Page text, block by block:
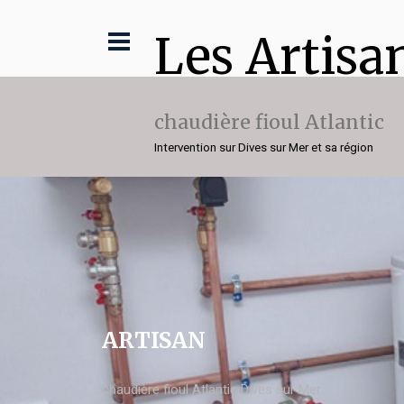
Les
chaudière fioul Atlantic
Intervention sur Dives sur Mer et sa région
ARTISAN
chaudière fioul Atlantic Dives sur Mer